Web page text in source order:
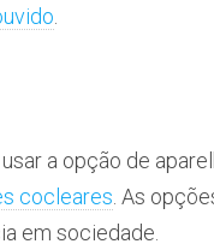
a opção de
cocleares . As
em sociedade.